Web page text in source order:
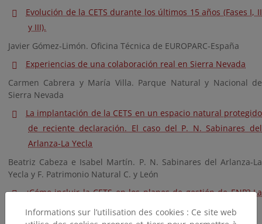
Evolución de la CETS durante los últimos 15 años (Fases I, II
y III).
Javier Gómez-Limón. Oficina Técnica de EUROPARC-España
Experiencias de una colaboración real en Sierra Nevada
Carmen Cabrera y María Villa. Parque Natural y Nacional de
Sierra Nevada
La implantación de la CETS en un espacio natural protegido
de reciente declaración. El caso del P. N. Sabinares del
Arlanza-La Yecla
Beatriz Cabeza e Isabel Martín. P. N. Sabinares del Arlanza-La
Yecla y F. Patrimonio Natural C. y León
¿Cómo incluir la CETS en los planes de gestión de ENP? La
renovación del PRUG del Parque Nacional de Garajonay
Informations sur l’utilisation des cookies : Ce site web